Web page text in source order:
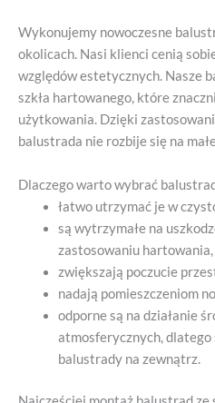
Wykonujemy nowoczesne
okolicach. Nasi klienci cenią
względów estetycznych. Nasze
szkła hartowanego, które
użytkowania. Dzięki
balustrada nie rozbije się na
Dlaczego warto wybrać
łatwo utrzymać je w
są wytrzymałe na
zastosowaniu hartowania,
zwiększają poczucie
nadają pomieszczeniom
odporne są na działanie
atmosferycznych,
balustrady na zewnątrz.